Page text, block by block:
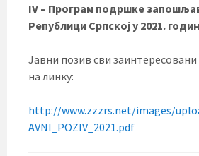
IV – Програм подршке
Републици Српској у 2021.
Јавни позив сви
на линку:
http://www.zzzrs.net/images/
AVNI_POZIV_2021.pdf